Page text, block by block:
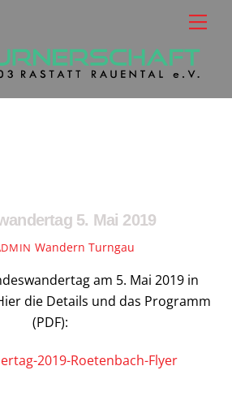
content
5. Mai 2019
Wandern Turngau
am 5. Mai 2019 in
die Details und das Programm
(PDF):
2019-Roetenbach-Flyer